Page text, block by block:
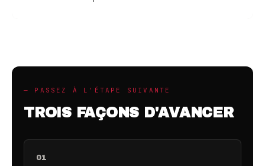
— PASSEZ À L'ÉTAPE SUIVANTE
TROIS FAÇONS D'AVANCER
01